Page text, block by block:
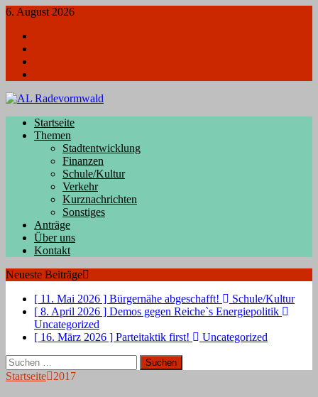
6. August 2026
Startseite
Themen
Stadtentwicklung
Finanzen
Schule/Kultur
Verkehr
Kurznachrichten
Sonstiges
Anträge
Über uns
Kontakt
Neueste Beiträge
[ 11. Mai 2026 ] Bürgernähe abgeschafft!
Schule/Kultur
[ 8. April 2026 ] Demos gegen Reiche`s Energiepolitik
Uncategorized
[ 16. März 2026 ] Parteitaktik first!
Uncategorized
Suchen
nach:
Startseite 2017